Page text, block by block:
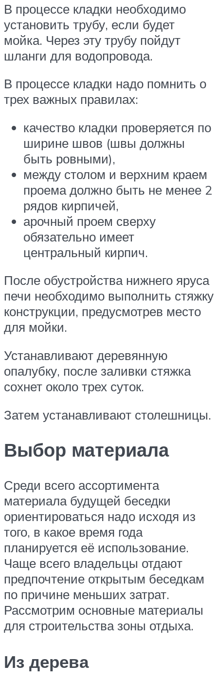
В процессе кладки необходимо
установить трубу, если будет
мойка. Через эту трубу пойдут
шланги для водопровода.
В процессе кладки надо помнить о
трех важных правилах:
качество кладки проверяется по
ширине швов (швы должны
быть ровными),
между столом и верхним краем
проема должно быть не менее 2
рядов кирпичей,
арочный проем сверху
обязательно имеет
центральный кирпич.
После обустройства нижнего яруса
печи необходимо выполнить стяжку
конструкции, предусмотрев место
для мойки.
Устанавливают деревянную
опалубку, после заливки стяжка
сохнет около трех суток.
Затем устанавливают столешницы.
Выбор материала
Среди всего ассортимента
материала будущей беседки
ориентироваться надо исходя из
того, в какое время года
планируется её использование.
Чаще всего владельцы отдают
предпочтение открытым беседкам
по причине меньших затрат.
Рассмотрим основные материалы
для строительства зоны отдыха.
Из дерева